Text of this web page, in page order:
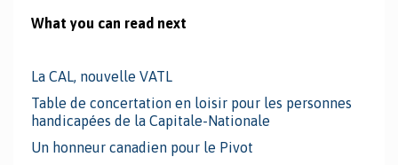
What you can read next
La CAL, nouvelle VATL
Table de concertation en loisir pour les personnes
handicapées de la Capitale-Nationale
Un honneur canadien pour le Pivot